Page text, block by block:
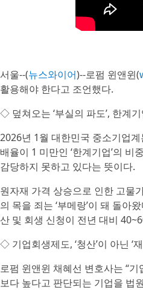
서울--(뉴스와이어)--로펌 윈앤윈(
활용해야 한다고 조언했다.
◇ 덮쳐오는 ‘부실의 파도’, 한계
2026년 1월 대한민국 중소기업
배율이 1 미만인 ‘한계기업’의
감당하지 못하고 있다는 뜻이다.
원자재 가격 상승으로 인한 고물
의 목을 죄는 ‘부메랑’이 돼 돌아
산 및 회생 신청이 전년 대비
◇ 기업회생제도, ‘청산’이 아닌 ‘
로펌 윈앤윈 채혜선 변호사는 “
보다 높다고 판단되는 기업을 법